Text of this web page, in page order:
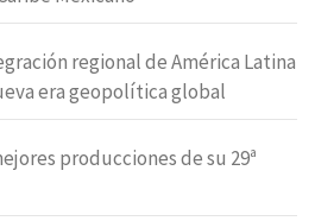
regional de América Latina
era geopolítica global
producciones de su 29ª